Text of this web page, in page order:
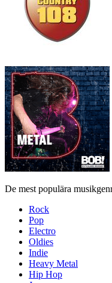
De mest populära
Rock
Pop
Electro
Oldies
Indie
Heavy Metal
Hip Hop